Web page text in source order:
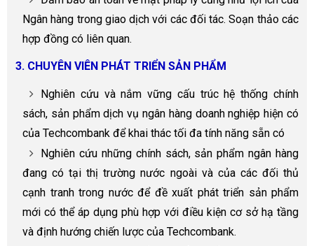
Ngân hàng trong giao dịch với các đối tác. Soạn thảo các
hợp đồng có liên quan.
3. CHUYÊN VIÊN PHÁT TRIỂN SẢN PHẨM
Nghiên cứu và nắm vững cấu trúc hệ thống chính
sách, sản phẩm dịch vụ ngân hàng doanh nghiệp hiện có
của Techcombank để khai thác tối đa tính năng sẵn có
Nghiên cứu những chính sách, sản phẩm ngân hàng
đang có tại thị trường nước ngoài và của các đối thủ
cạnh tranh trong nước để đề xuất phát triển sản phẩm
mới có thể áp dụng phù hợp với điều kiện cơ sở hạ tầng
và định hướng chiến lược của Techcombank.